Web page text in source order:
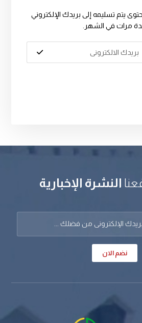
يتم تسليمه إلى بريدك الإلكتروني
مرات في الشهر.
النشرة الإخبارية
نضم الان